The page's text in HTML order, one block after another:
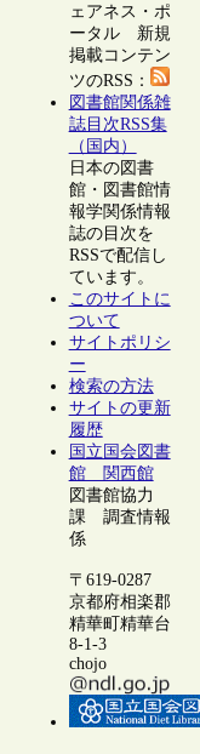
ェアネス・ポ
ータル 新規
掲載コンテン
ツのRSS：
図書館関係雑
誌目次RSS集
（国内）
日本の図書
館・図書館情
報学関係情報
誌の目次を
RSSで配信し
ています。
このサイトに
ついて
サイトポリシ
ー
検索の方法
サイトの更新
履歴
国立国会図書
館 関西館
図書館協力
課 調査情報
係
〒619-0287
京都府相楽郡
精華町精華台
8-1-3
chojo